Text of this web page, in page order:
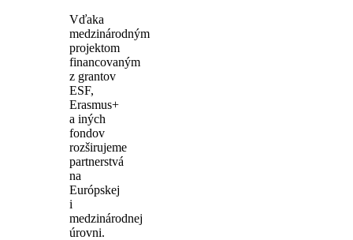
Vďaka
medzinárodným
projektom
financovaným
z grantov
ESF,
Erasmus+
a iných
fondov
rozširujeme
partnerstvá
na
Európskej
i
medzinárodnej
úrovni.